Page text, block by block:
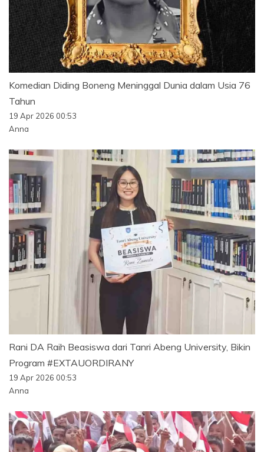
Komedian Diding Boneng Meninggal Dunia dalam Usia 76
Tahun
19 Apr 2026 00:53
Anna
Rani DA Raih Beasiswa dari Tanri Abeng University, Bikin
Program #EXTAUORDIRANY
19 Apr 2026 00:53
Anna